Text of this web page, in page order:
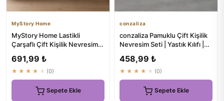
MyStory Home
MyStory Home Lastikli
Çarşaflı Çift Kişilik Nevresim
691,99 ₺
★★★★★ (0)
Sepete Ekle
conzaliza
conzaliza Pamuklu Çift Kişilik
Nevresim Seti | Yastık Kılıfı |
458,99 ₺
★★★★★ (0)
Sepete Ekle